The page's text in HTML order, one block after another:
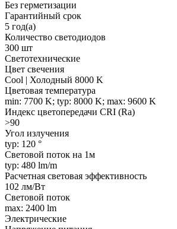
Без герметизации
Гарантийный срок
5 год(а)
Количество светодиодов
300 шт
Светотехнические
Цвет свечения
Cool | Холодный 8000 K
Цветовая температура
min: 7700 K; typ: 8000 K; max: 9600 K
Индекс цветопередачи CRI (Ra)
>90
Угол излучения
typ: 120 °
Световой поток на 1м
typ: 480 lm/m
Расчетная световая эффективность
102 лм/Вт
Световой поток
max: 2400 lm
Электрические